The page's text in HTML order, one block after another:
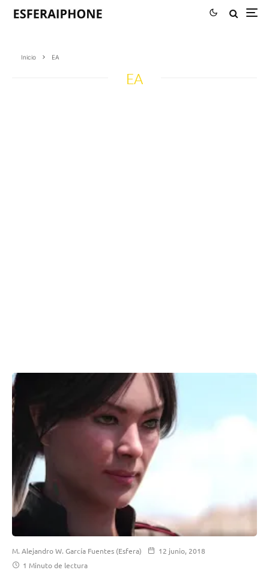
Inicio EA
EA
M. Alejandro W. García Fuentes (Esfera)
12 junio, 2018
1 Minuto de lectura